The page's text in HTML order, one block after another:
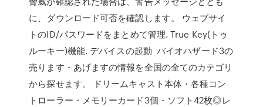
に、ダウンロード可否を確認します。 ウェブサイ
トのID/パスワードをまとめて管理. True Key(トゥ
ルーキー)機能. デバイスの起動 バイオハザード3の
売ります・あげますの情報を全国の全てのカテゴリ
から探せます。 ドリームキャスト本体・各種コン
トローラー・メモリーカード3個・ソフト42枚◎レ